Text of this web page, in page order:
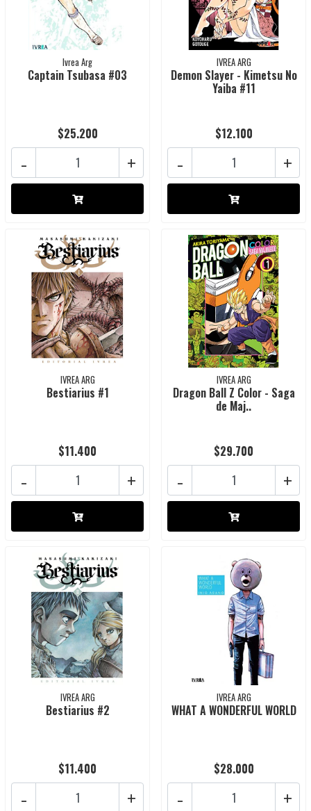
Ivrea Arg
Captain Tsubasa #03
$25.200
+
-
IVREA ARG
Demon Slayer - Kimetsu No
Yaiba #11
$12.100
+
-
IVREA ARG
Bestiarius #1
$11.400
+
-
IVREA ARG
Dragon Ball Z Color - Saga
de Maj..
$29.700
+
-
IVREA ARG
Bestiarius #2
$11.400
+
-
IVREA ARG
WHAT A WONDERFUL WORLD
$28.000
+
-